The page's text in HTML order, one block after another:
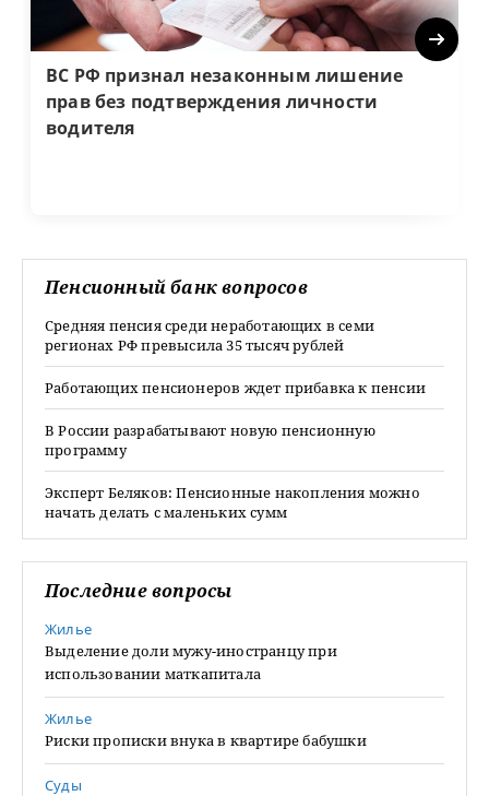
ВС РФ признал незаконным лишение
прав без подтверждения личности
водителя
Next
Пенсионный банк вопросов
Средняя пенсия среди неработающих в семи
регионах РФ превысила 35 тысяч рублей
Работающих пенсионеров ждет прибавка к пенсии
В России разрабатывают новую пенсионную
программу
Эксперт Беляков: Пенсионные накопления можно
начать делать с маленьких сумм
Последние вопросы
Жилье
Выделение доли мужу-иностранцу при
использовании маткапитала
Жилье
Риски прописки внука в квартире бабушки
Суды